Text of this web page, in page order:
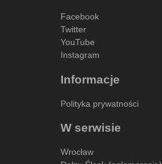
Facebook
Twitter
YouTube
Instagram
Informacje
Polityka prywatności
W serwisie
Wrocław